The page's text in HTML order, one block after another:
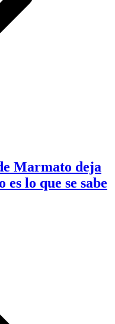
Marmato deja
es lo que se sabe